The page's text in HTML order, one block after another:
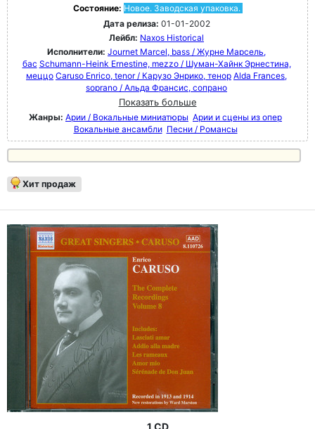
Состояние: Новое. Заводская упаковка.
Дата релиза: 01-01-2002
Лейбл: Naxos Historical
Исполнители: Journet Marcel, bass / Журне Марсель,
бас Schumann-Heink Ernestine, mezzo / Шуман-Хайнк Эрнестина,
меццо Caruso Enrico, tenor / Карузо Энрико, тенор Alda Frances,
soprano / Альда Франсис, сопрано
Показать больше
Жанры: Арии / Вокальные миниатюры Арии и сцены из опер
Вокальные ансамбли Песни / Романсы
Хит продаж
1 CD